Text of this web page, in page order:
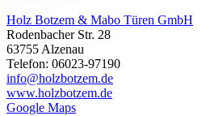
Holz Botzem & Mabo Türen GmbH
Rodenbacher Str. 28
63755 Alzenau
Telefon: 06023-97190
info@holzbotzem.de
www.holzbotzem.de
Google Maps